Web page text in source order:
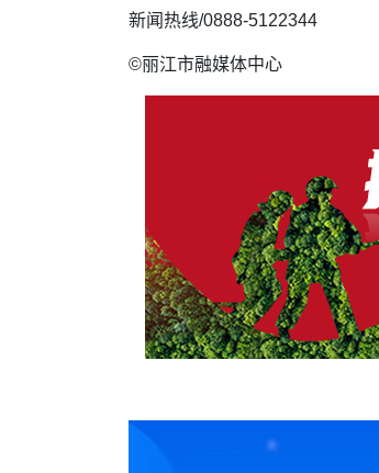
新闻热线/0888-5122344
©丽江市融媒体中心